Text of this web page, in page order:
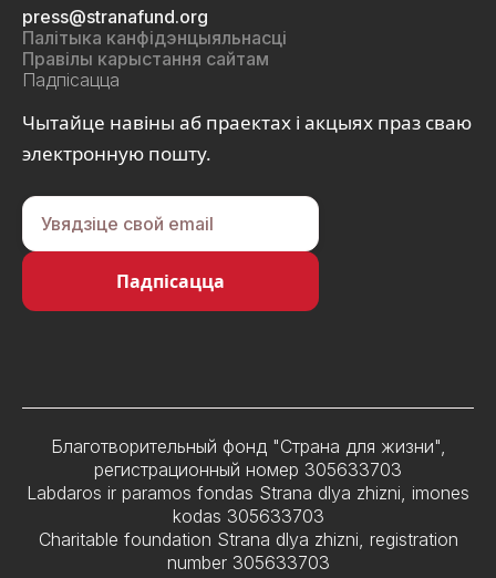
press@stranafund.org
Палітыка канфідэнцыяльнасці
Правілы карыстання сайтам
Падпісацца
Чытайце навіны аб праектах і акцыях праз сваю
электронную пошту.
Благотворительный фонд "Страна для жизни",
регистрационный номер 305633703
Labdaros ir paramos fondas Strana dlya zhizni, imones
kodas 305633703
Charitable foundation Strana dlya zhizni, registration
number 305633703